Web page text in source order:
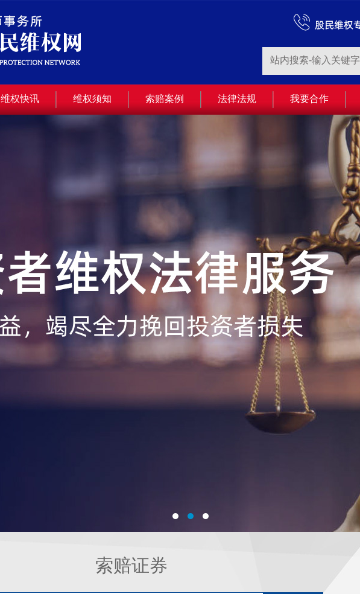
维权快讯 维权须知 索赔案例 法律法规 我要合作
索赔证券